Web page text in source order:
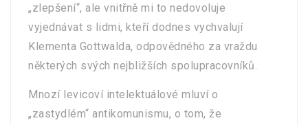
„zlepšení“, ale vnitřně mi to nedovoluje
vyjednávat s lidmi, kteří dodnes vychvalují
Klementa Gottwalda, odpovědného za vraždu
některých svých nejbližších spolupracovníků.
Mnozí levicoví intelektuálové mluví o
„zastydlém“ antikomunismu, o tom, že